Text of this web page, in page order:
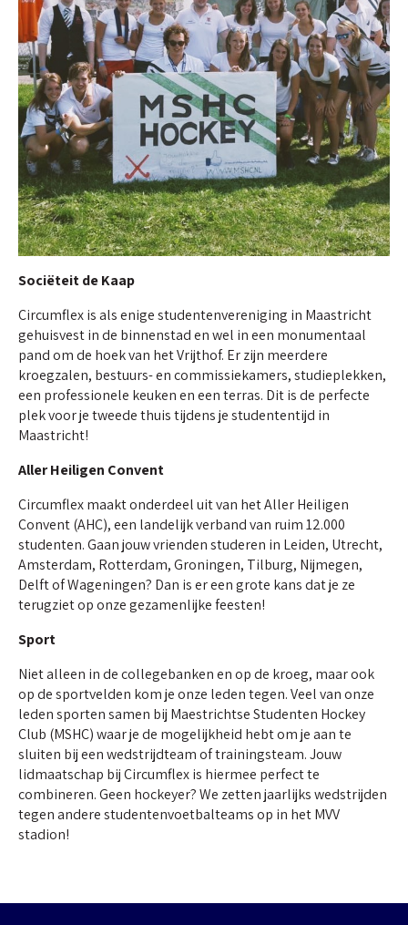
Sociëteit de Kaap
Circumflex is als enige studentenvereniging in Maastricht
gehuisvest in de binnenstad en wel in een monumentaal
pand om de hoek van het Vrijthof. Er zijn meerdere
kroegzalen, bestuurs- en commissiekamers, studieplekken,
een professionele keuken en een terras. Dit is de perfecte
plek voor je tweede thuis tijdens je studententijd in
Maastricht!
Aller Heiligen Convent
Circumflex maakt onderdeel uit van het Aller Heiligen
Convent (AHC), een landelijk verband van ruim 12.000
studenten. Gaan jouw vrienden studeren in Leiden, Utrecht,
Amsterdam, Rotterdam, Groningen, Tilburg, Nijmegen,
Delft of Wageningen? Dan is er een grote kans dat je ze
terugziet op onze gezamenlijke feesten!
Sport
Niet alleen in de collegebanken en op de kroeg, maar ook
op de sportvelden kom je onze leden tegen. Veel van onze
leden sporten samen bij Maestrichtse Studenten Hockey
Club (MSHC) waar je de mogelijkheid hebt om je aan te
sluiten bij een wedstrijdteam of trainingsteam. Jouw
lidmaatschap bij Circumflex is hiermee perfect te
combineren. Geen hockeyer? We zetten jaarlijks wedstrijden
tegen andere studentenvoetbalteams op in het MVV
stadion!